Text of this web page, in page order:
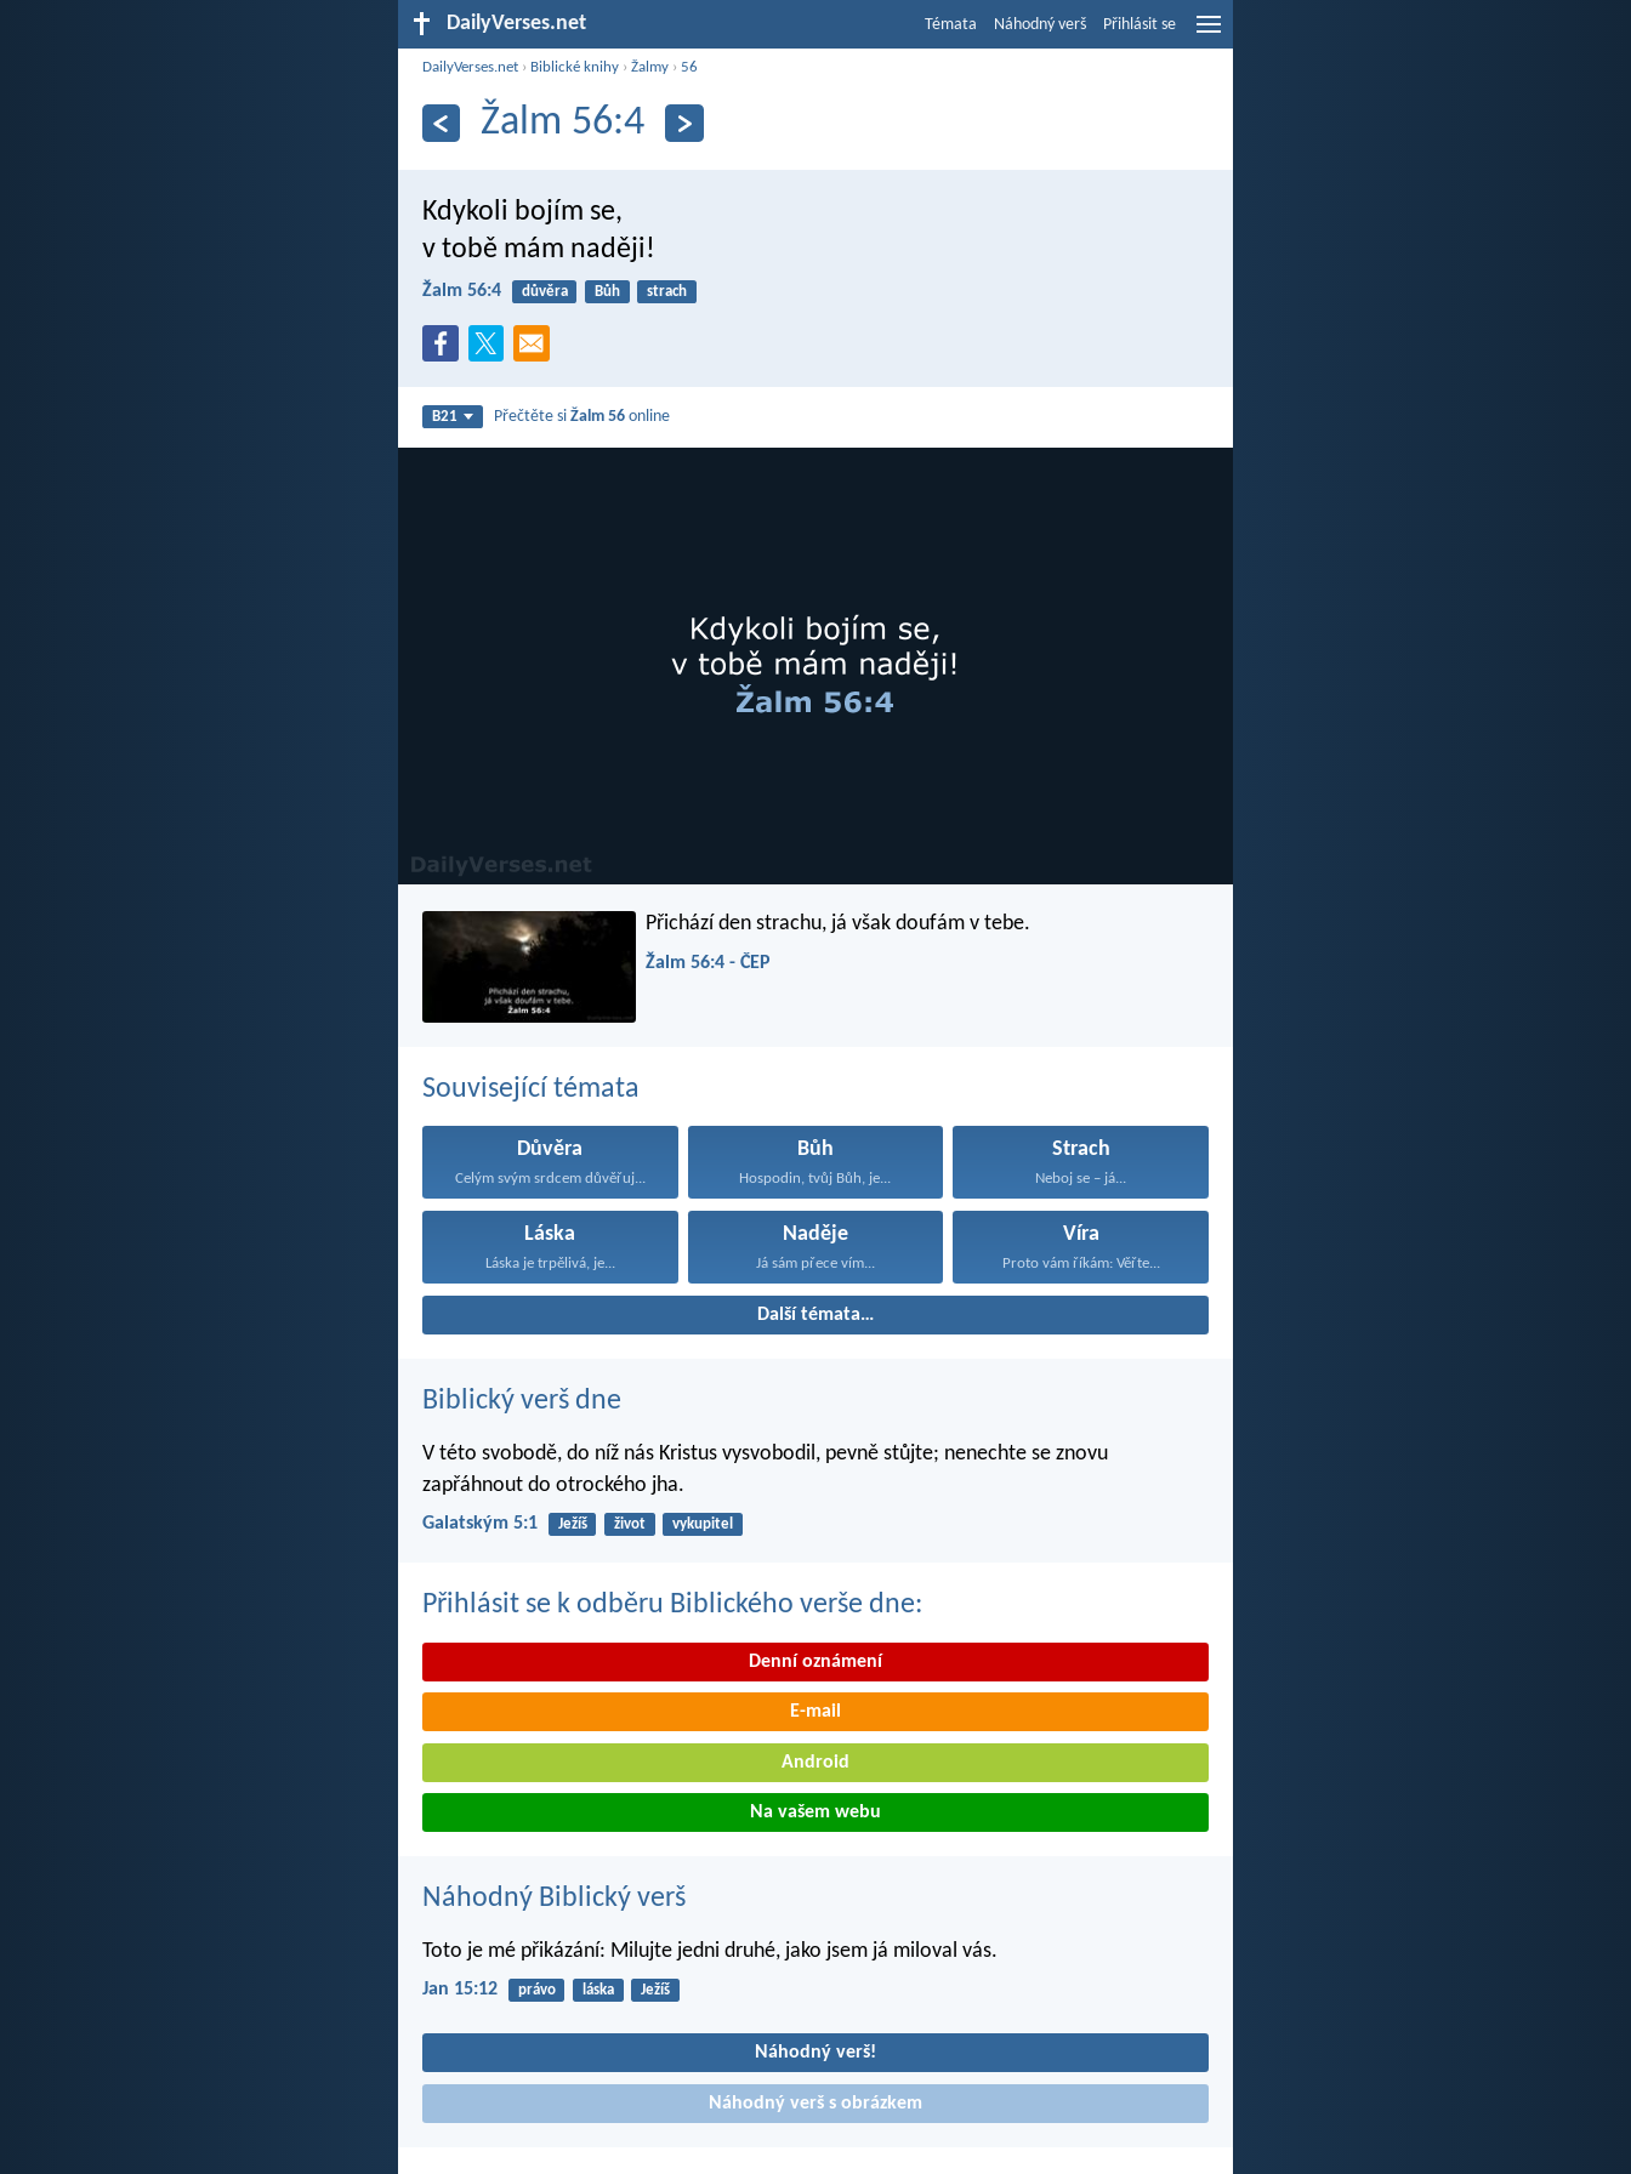
DailyVerses.net Témata Náhodný verš Přihlásit se
DailyVerses.net › Biblické knihy ›Žalmy ›56
Žalm 56:4
Kdykoli bojím se,
v tobě mám naději!
Žalm 56:4 důvěra Bůh strach
B21 Přečtěte siŽalm 56 online
Přichází den strachu, já však doufám v tebe.
Žalm 56:4 - ČEP
Související témata
Důvěra
Celým svým srdcem důvěřuj...
Bůh
Hospodin, tvůj Bůh, je...
Strach
Neboj se – já...
Láska
Láska je trpělivá, je...
Naděje
Já sám přece vím...
Víra
Proto vám říkám: Věřte...
Další témata…
Biblický verš dne
V této svobodě, do níž nás Kristus vysvobodil, pevně stůjte; nenechte se znovu
zapřáhnout do otrockého jha.
Galatským 5:1 Ježíš život vykupitel
Přihlásit se k odběru Biblického verše dne:
Denní oznámení
E-mail
Android
Na vašem webu
Náhodný Biblický verš
Toto je mé přikázání: Milujte jedni druhé, jako jsem já miloval vás.
Jan 15:12 právo láska Ježíš
Náhodný verš!
Náhodný verš s obrázkem